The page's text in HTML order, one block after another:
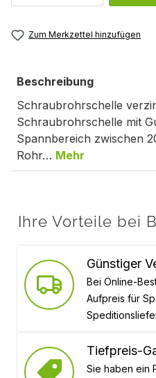
Zum Merkzettel hinzufügen
Beschreibung
Schraubrohrschelle
Schraubrohrschelle mit
Spannbereich zwischen
Rohr… Mehr
Ihre Vorteile bei
Günstiger
Bei Online-
Aufpreis für
Tiefpreis-
Sie haben ein